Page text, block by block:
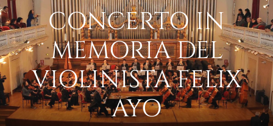
CONCERTO IN
MEMORIA DEL
VIOLINISTA FELIX
AYO